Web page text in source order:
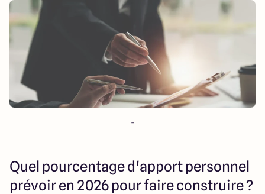
-
Quel pourcentage d'apport personnel
prévoir en 2026 pour faire construire ?